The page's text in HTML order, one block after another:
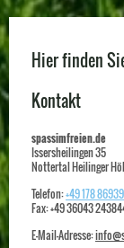
Hier finden
Kontakt
spassimfreien.de
Issersheilingen35
Nottertal Heilinger
Telefon:+49 178
Fax:+49 36043
E-Mail-Adresse: